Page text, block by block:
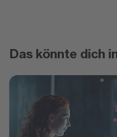
Das könnte dich